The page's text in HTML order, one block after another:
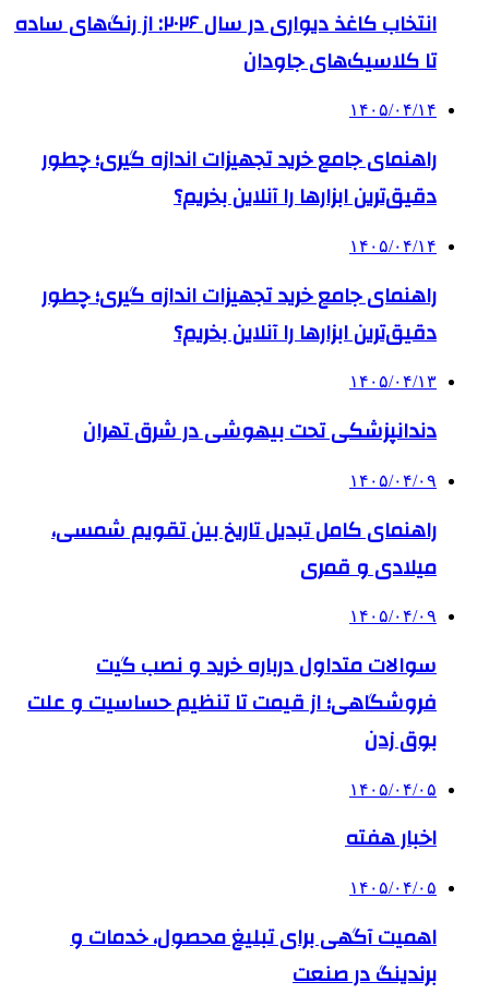
انتخاب کاغذ دیواری در سال ۲۰۲۶: از رنگ‌های ساده
تا کلاسیک‌های جاودان
۱۴۰۵/۰۴/۱۴
راهنمای جامع خرید تجهیزات اندازه گیری؛ چطور
دقیق‌ترین ابزارها را آنلاین بخریم؟
۱۴۰۵/۰۴/۱۴
راهنمای جامع خرید تجهیزات اندازه گیری؛ چطور
دقیق‌ترین ابزارها را آنلاین بخریم؟
۱۴۰۵/۰۴/۱۳
دندانپزشکی تحت بیهوشی در شرق تهران
۱۴۰۵/۰۴/۰۹
راهنمای کامل تبدیل تاریخ بین تقویم شمسی،
میلادی و قمری
۱۴۰۵/۰۴/۰۹
سوالات متداول درباره خرید و نصب گیت
فروشگاهی؛ از قیمت تا تنظیم حساسیت و علت
بوق زدن
۱۴۰۵/۰۴/۰۵
اخبار هفته
۱۴۰۵/۰۴/۰۵
اهمیت آگهی برای تبلیغ محصول، خدمات و
برندینگ در صنعت